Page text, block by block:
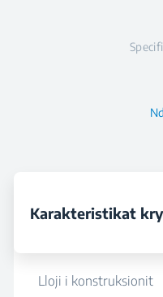
Karakteristikat
Lloji i konstruksionit